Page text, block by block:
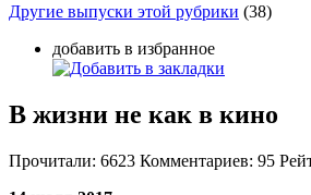
Другие выпуски этой рубрики (38)
добавить в избранное
В жизни не как в кино
Прочитали: 6623 Комментариев: 95